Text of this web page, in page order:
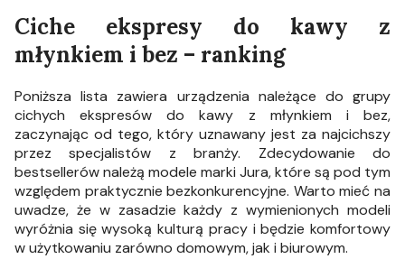
Ciche ekspresy do kawy z
młynkiem i bez – ranking
Poniższa lista zawiera urządzenia należące do grupy
cichych ekspresów do kawy z młynkiem i bez,
zaczynając od tego, który uznawany jest za najcichszy
przez specjalistów z branży. Zdecydowanie do
bestsellerów należą modele marki Jura, które są pod tym
względem praktycznie bezkonkurencyjne. Warto mieć na
uwadze, że w zasadzie każdy z wymienionych modeli
wyróżnia się wysoką kulturą pracy i będzie komfortowy
w użytkowaniu zarówno domowym, jak i biurowym.